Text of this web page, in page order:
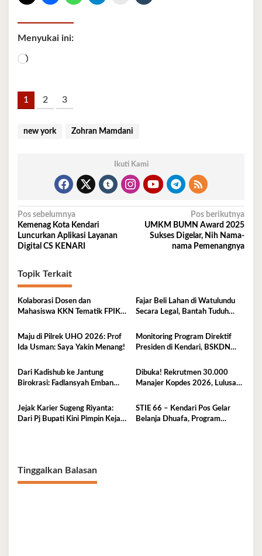
Menyukai ini:
Memuat...
1 2 3
new york Zohran Mamdani
Ikuti Kami
Navigasi
pos
Pos sebelumnya
Kemenag Kota Kendari
Luncurkan Aplikasi Layanan
Digital CS KENARI
Pos berikutnya
UMKM BUMN Award 2025
Sukses Digelar, Nih Nama-
nama Pemenangnya
Topik Terkait
Kolaborasi Dosen dan
Mahasiswa KKN Tematik FPIK
Lingkungan Pesisir bagi Anak-
anak di Kelurahan Lapulu
Fajar Beli Lahan di Watulundu
Secara Legal, Bantah Tuduh
Maju di Pilrek UHO 2026: Prof
Ida Usman: Saya Yakin Menang!
Monitoring Program Direktif
Presiden di Kendari, BSKDN
Sinkronisasi Pusat dan Daerah
Dari Kadishub ke Jantung
Birokrasi: Fadlansyah Emban
Dibuka! Rekrutmen 30.000
Manajer Kopdes 2026, Lulusan
Jejak Karier Sugeng Riyanta:
Dari Pj Bupati Kini Pimpin Kejati
STIE 66 – Kendari Pos Gelar
Belanja Dhuafa, Program
Tinggalkan Balasan